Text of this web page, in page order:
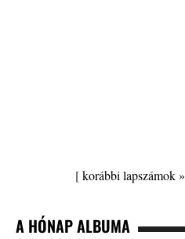
[korábbi lapszámok »
A HÓNAP ALBUMA